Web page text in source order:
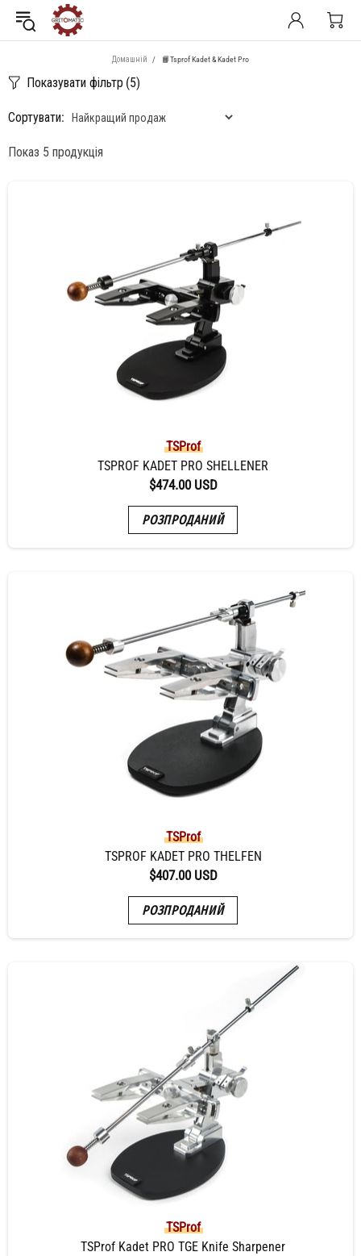
Домашній 📙Tsprof Kadet & Kadet Pro
Показувати фільтр (5)
Сортувати:
Показ 5 продукція
TSProf
TSPROF KADET PRO SHELLENER
$474.00 USD
РОЗПРОДАНИЙ
TSProf
TSPROF KADET PRO THELFEN
$407.00 USD
РОЗПРОДАНИЙ
TSProf
TSProf Kadet PRO TGE Knife Sharpener